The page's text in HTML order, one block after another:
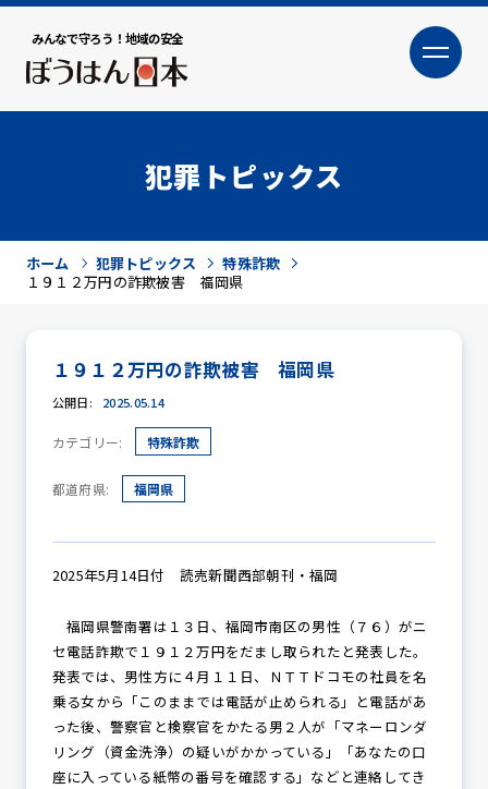
みんなで守ろう！地域の安全
大
防犯活動ニュース
防犯パトロール
防犯セミナー
防犯対策情報
犯罪トピックス
ホーム 犯罪トピックス
特殊詐欺
１９１２万円の詐欺被害 福岡県
１９１２万円の詐欺被害 福岡県
公開日: 2025.05.14
カテゴリー: 特殊詐欺
都道府県: 福岡県
2025年5月14日付 読売新聞西部朝刊・福岡
福岡県警南署は１３日、福岡市南区の男性（７６）がニ
セ電話詐欺で１９１２万円をだまし取られたと発表した。
発表では、男性方に４月１１日、ＮＴＴドコモの社員を名
乗る女から「このままでは電話が止められる」と電話があ
った後、警察官と検察官をかたる男２人が「マネーロンダ
リング（資金洗浄）の疑いがかかっている」「あなたの口
座に入っている紙幣の番号を確認する」などと連絡してき